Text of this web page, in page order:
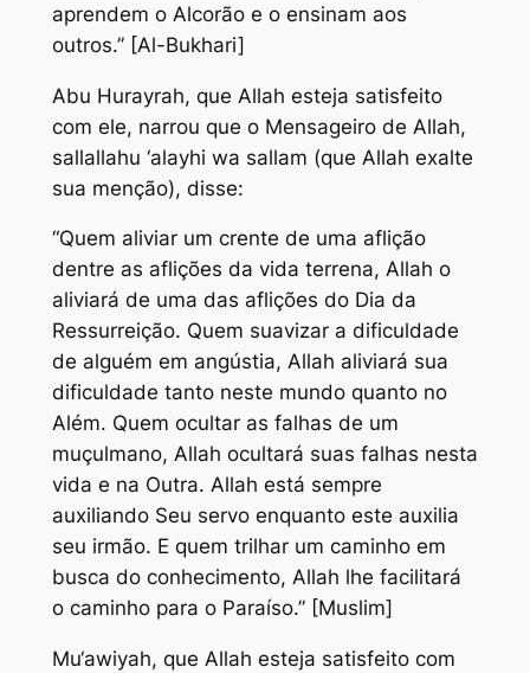
aprendem o Alcorão e o ensinam aos
outros.” [Al-Bukhari]
Abu Hurayrah, que Allah esteja satisfeito
com ele, narrou que o Mensageiro de Allah,
sallallahu ‘alayhi wa sallam (que Allah exalte
sua menção), disse:
“Quem aliviar um crente de uma aflição
dentre as aflições da vida terrena, Allah o
aliviará de uma das aflições do Dia da
Ressurreição. Quem suavizar a dificuldade
de alguém em angústia, Allah aliviará sua
dificuldade tanto neste mundo quanto no
Além. Quem ocultar as falhas de um
muçulmano, Allah ocultará suas falhas nesta
vida e na Outra. Allah está sempre
auxiliando Seu servo enquanto este auxilia
seu irmão. E quem trilhar um caminho em
busca do conhecimento, Allah lhe facilitará
o caminho para o Paraíso.” [Muslim]
Mu‘awiyah, que Allah esteja satisfeito com